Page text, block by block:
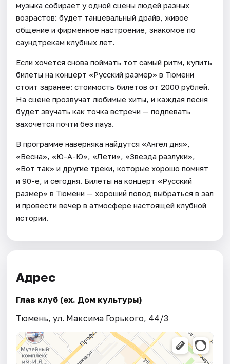
музыка собирает у одной сцены людей разных
возрастов: будет танцевальный драйв, живое
общение и фирменное настроение, знакомое по
саундтрекам клубных лет.
Если хочется снова поймать тот самый ритм, купить
билеты на концерт «Русский размер» в Тюмени
стоит заранее: стоимость билетов от 2000 рублей.
На сцене прозвучат любимые хиты, и каждая песня
будет звучать как точка встречи — подпевать
захочется почти без пауз.
В программе наверняка найдутся «Ангел дня»,
«Весна», «Ю-А-Ю», «Лети», «Звезда разлуки»,
«Вот так» и другие треки, которые хорошо помнят
и 90-е, и сегодня. Билеты на концерт «Русский
размер» в Тюмени — хороший повод выбраться в зал
и провести вечер в атмосфере настоящей клубной
истории.
Адрес
Глав клуб (ex. Дом культуры)
Тюмень, ул. Максима Горького, 44/3